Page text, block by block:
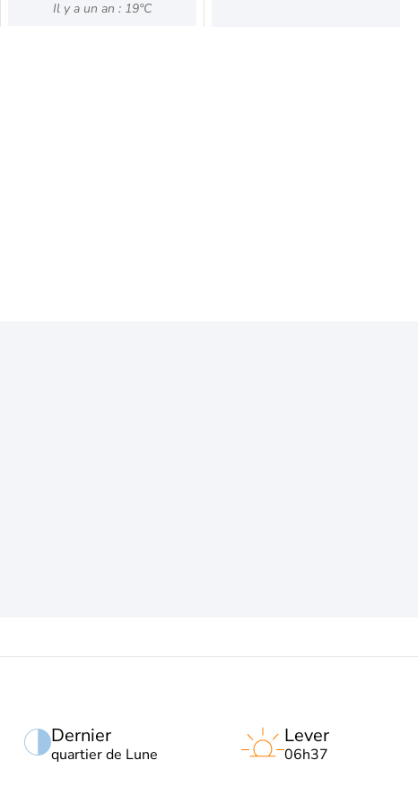
Il y a un an : 19°C
Dernier
quartier de Lune
Lever
06h37